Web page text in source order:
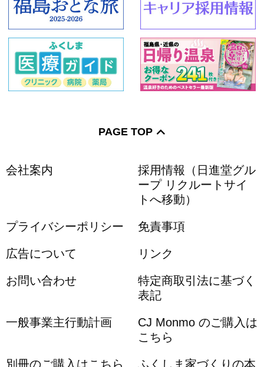
PAGE TOP
会社案内
採用情報（日進堂グル
ープ リクルートサイ
トへ移動）
プライバシーポリシー 免責事項
広告について リンク
お問い合わせ
特定商取引法に基づく
表記
一般事業主行動計画
CJ Monmo のご購入は
こちら
別冊のご購入はこちら ふくしま家づくりの本